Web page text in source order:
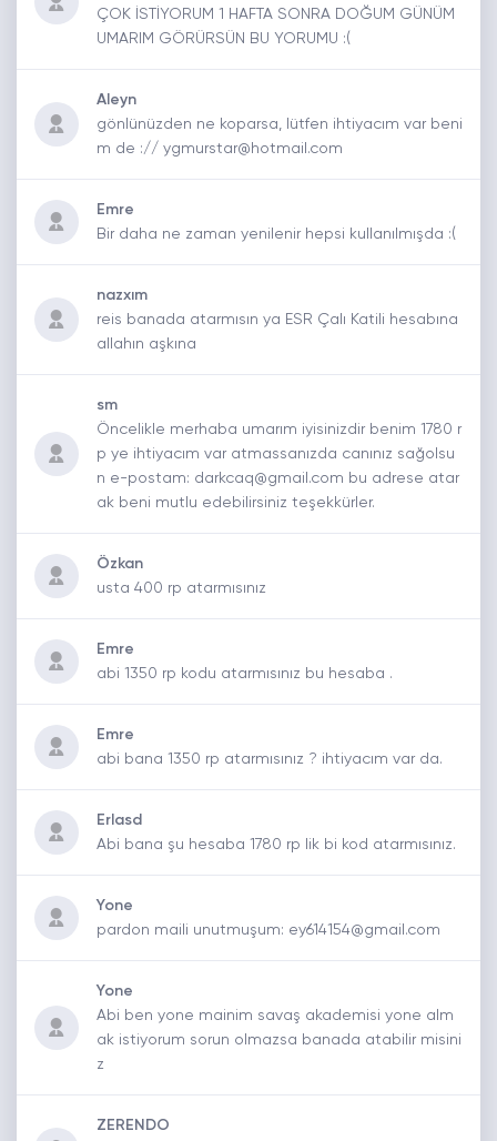
ÇOK İSTİYORUM 1 HAFTA SONRA DOĞUM GÜNÜM
UMARIM GÖRÜRSÜN BU YORUMU :(
Aleyn
gönlünüzden ne koparsa, lütfen ihtiyacım var beni
m de :// ygmurstar@hotmail.com
Emre
Bir daha ne zaman yenilenir hepsi kullanılmışda :(
nazxım
reis banada atarmısın ya ESR Çalı Katili hesabına
allahın aşkına
sm
Öncelikle merhaba umarım iyisinizdir benim 1780 r
p ye ihtiyacım var atmassanızda canınız sağolsu
n e-postam: darkcaq@gmail.com bu adrese atar
ak beni mutlu edebilirsiniz teşekkürler.
Özkan
usta 400 rp atarmısınız
Emre
abi 1350 rp kodu atarmısınız bu hesaba .
Emre
abi bana 1350 rp atarmısınız ? ihtiyacım var da.
Erlasd
Abi bana şu hesaba 1780 rp lik bi kod atarmısınız.
Yone
pardon maili unutmuşum: ey614154@gmail.com
Yone
Abi ben yone mainim savaş akademisi yone alm
ak istiyorum sorun olmazsa banada atabilir misini
z
ZERENDO